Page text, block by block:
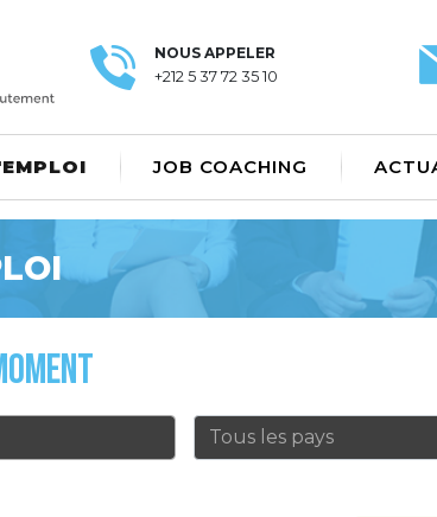
NOUS APPELER
+212 5 37 72 35 10
JOB COACHING